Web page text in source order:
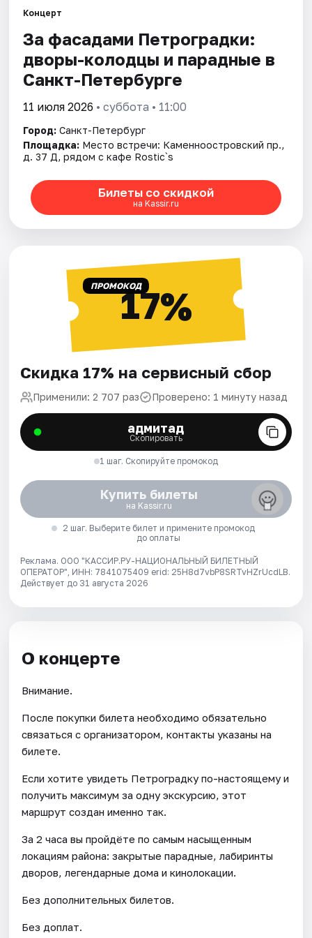
Города
Площадки
Артисты
Рейтинги
Концерт
За фасадами Петроградки:
дворы-колодцы и парадные в
Санкт-Петербурге
11 июля 2026 • суббота • 11:00
Город: Санкт-Петербург
Площадка: Место встречи: Каменноостровский пр.,
д. 37 Д, рядом с кафе Rostic`s
Билеты со скидкой
на Kassir.ru
ПРОМОКОД17%
Скидка 17% на сервисный сбор
Применили: 2 707 раз Проверено: 1 минуту назад
адмитад
Скопировать
1 шаг. Скопируйте промокод
Купить билеты
на Kassir.ru
2 шаг. Выберите билет и примените промокод
до оплаты
Реклама. ООО "КАССИР.РУ-НАЦИОНАЛЬНЫЙ БИЛЕТНЫЙ
ОПЕРАТОР", ИНН: 7841075409 erid: 25H8d7vbP8SRTvHZrUcdLB.
Действует до 31 августа 2026
О концерте
Внимание.
После покупки билета необходимо обязательно
связаться с организатором, контакты указаны на
билете.
Если хотите увидеть Петроградку по-настоящему и
получить максимум за одну экскурсию, этот
маршрут создан именно так.
За 2 часа вы пройдёте по самым насыщенным
локациям района: закрытые парадные, лабиринты
дворов, легендарные дома и кинолокации.
Без дополнительных билетов.
Без доплат.